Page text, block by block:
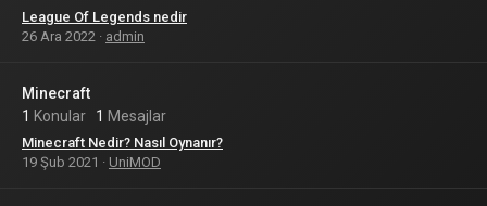
League Of Legends nedir
26 Ara 2022
admin
Minecraft
1 Konular 1 Mesajlar
Minecraft Nedir? Nasıl Oynanır?
19 Şub 2021
UniMOD